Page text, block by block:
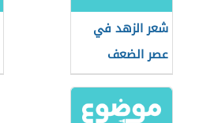
شعر الزهد في
عصر الضعف